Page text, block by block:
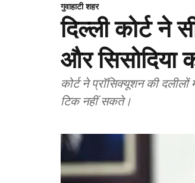
गुवाहाटी शहर
दिल्ली कोर्ट ने
और सिसोदिया
कोर्ट ने प्रॉसिक्यूशन की
टिक नहीं सकते।